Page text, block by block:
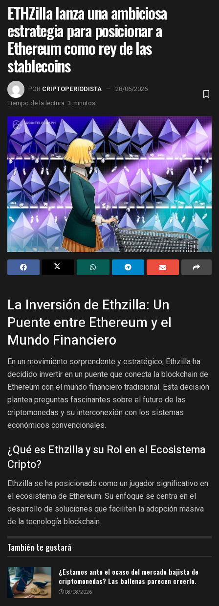
ETHZilla lanza una ambiciosa
estrategia para posicionar a
Ethereum como rey de las
stablecoins
POR CRIPTOPERIODISTA
28/06/2026
Tiempo de la lectura: 3 minutos
La Inversión de Ethzilla: Un
Puente entre Ethereum y el
Mundo Financiero
En un movimiento sorprendente y estratégico, Ethzilla ha
decidido invertir en un puente que conecta la blockchain de
Ethereum con el mundo financiero tradicional. Esta decisión
plantea preguntas fascinantes sobre el futuro de las
criptomonedas y su interconexión con los sistemas
económicos convencionales.
¿Qué es Ethzilla y su Rol en el Ecosistema
Cripto?
Ethzilla se ha posicionado como un jugador significativo en
el ecosistema de Ethereum. Su enfoque se centra en el
desarrollo de soluciones que faciliten la adopción masiva
de la tecnología blockchain.
También te gustará
¿Estamos ante el ocaso del mercado bajista de
criptomonedas? Las ballenas parecen creerlo.
08/08/2026